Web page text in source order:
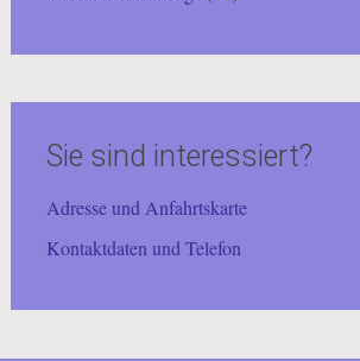
Sie sind interessiert?
Adresse und Anfahrtskarte
Kontaktdaten und Telefon